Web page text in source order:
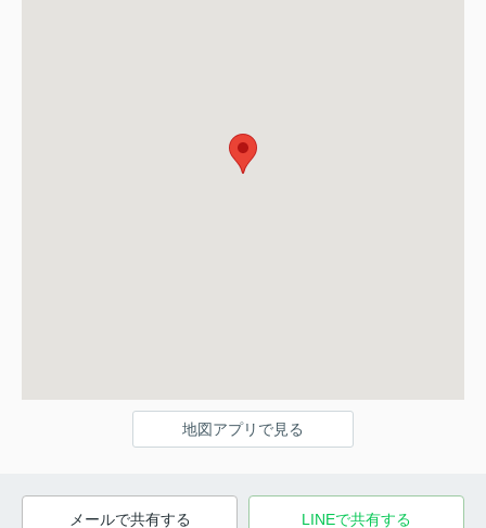
地図アプリで見る
メールで共有する LINEで共有する